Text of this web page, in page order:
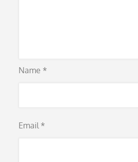
Name *
Email *